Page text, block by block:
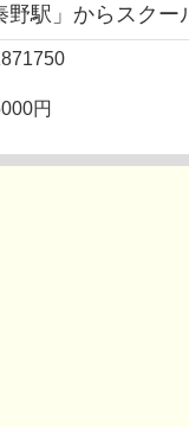
駅」からスクー
円